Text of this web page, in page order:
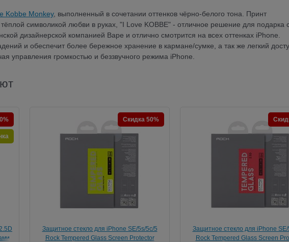
Kobbe Monkey, выполненный в сочетании оттенков чёрно-белого тона. Принт
тёплой символикой любви в руках, "I Love KOBBE" - отличное решение для подарка
дизайнерской компанией Bape и отлично смотрится на всех оттенках iPhone.
и обеспечит более бережное хранение в кармане/сумке, а так же легкий
управления громкостью и беззвучного режима iPhone.
Защитное стекло для iPhone SE/5s/5с/5
Rock Tempered Glass Screen Protector
Скидка 50%
Защитное стекло для iPhone SE/
Rock Tempered Glass Screen